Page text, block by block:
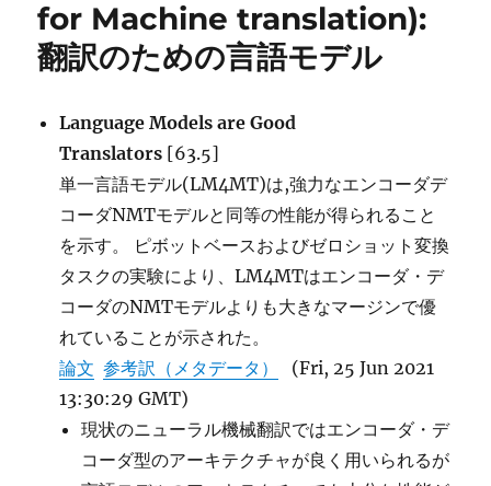
前
学
習
デ
の
拡
張
for Machine translation):
翻訳のための言語モデル
Language Models are Good
Translators [63.5]
単一言語モデル(LM4MT)は,強力なエンコーダデ
コーダNMTモデルと同等の性能が得られること
を示す。 ピボットベースおよびゼロショット変換
タスクの実験により、LM4MTはエンコーダ・デ
コーダのNMTモデルよりも大きなマージンで優
れていることが示された。
論文 参考訳（メタデータ）
(Fri, 25 Jun 2021
13:30:29 GMT)
現状のニューラル機械翻訳ではエンコーダ・デ
コーダ型のアーキテクチャが良く用いられるが